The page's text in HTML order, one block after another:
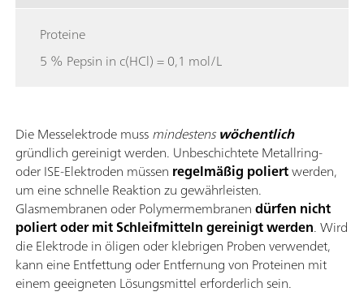
Proteine
5 % Pepsin in c(HCl) = 0,1 mol/L
Die Messelektrode mussmindestens wöchentlich
gründlich gereinigt werden. Unbeschichtete Metallring-
oder ISE-Elektroden müssen regelmäßig poliertwerden,
um eine schnelle Reaktion zu gewährleisten.
Glasmembranen oder Polymermembranendürfen nicht
poliert oder mit Schleifmitteln gereinigt werden. Wird
die Elektrode in öligen oder klebrigen Proben verwendet,
kann eine Entfettung oder Entfernung von Proteinen mit
einem geeigneten Lösungsmittel erforderlich sein.